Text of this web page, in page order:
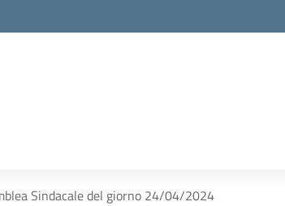
Sindacale del giorno 24/04/2024